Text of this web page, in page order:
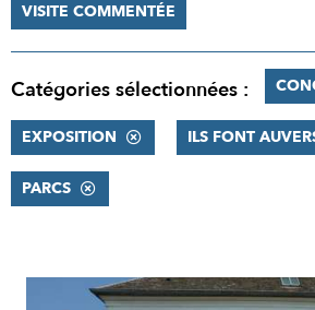
VISITE COMMENTÉE
Catégories sélectionnées :
EXPOSITION ILS FONT
PARCS
RÉSULTATS